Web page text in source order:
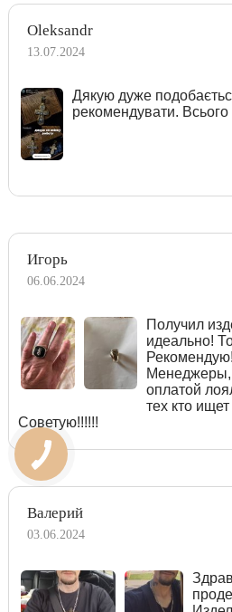
Oleksandr
13.07.2024
Дякую дуже
рекомендувати.
Игорь
06.06.2024
Получил
идеально!
оплатой
тех кто
Советую!!!!!!
Валерий
03.06.2024